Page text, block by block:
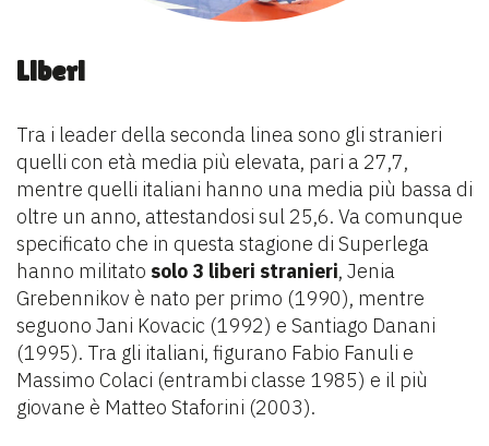
Liberi
Tra i leader della seconda linea sono gli stranieri
quelli con età media più elevata, pari a 27,7,
mentre quelli italiani hanno una media più bassa di
oltre un anno, attestandosi sul 25,6. Va comunque
specificato che in questa stagione di Superlega
hanno militato solo 3 liberi stranieri, Jenia
Grebennikov è nato per primo (1990), mentre
seguono Jani Kovacic (1992) e Santiago Danani
(1995). Tra gli italiani, figurano Fabio Fanuli e
Massimo Colaci (entrambi classe 1985) e il più
giovane è Matteo Staforini (2003).